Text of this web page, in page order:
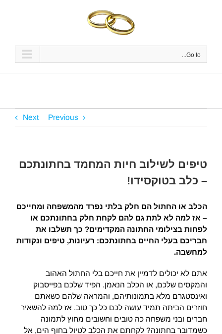
Go to...
Previous
Next
טיפים לשילוב חיות המחמד בחתונתכם
– כלב בטוקסידו!
הכלב או החתול הם חלק בלתי נפרד מהמשפחה ומחייכם
– אז למה לא לתת גם להם לקחת חלק בחתונתכם או
לפחות בצילומי החתונה המקדימים? כך תשלבו את
חבריכם בעלי החיים בחתונתכם: רעיונות, טיפים ונקודות
למחשבה.
אתם לא יכולים לדמיין את חייכם בלי החתול האהוב
והמקסים שלכם, או הכלב הנאמן. הפיד שלכם בפייסבוק
ואינסטגרם מלא בתמונותיהם, והמראה שלהם כשאתם
חוזרים הביתה תמיד עושה לכם כל כך טוב. אז למה להשאיר
חברים ובני משפחה כה טובים וחשובים מחוץ לתמונה
כשמדובר בחתונה? לקחתם את הכלב לטיול בחוף הים, אל